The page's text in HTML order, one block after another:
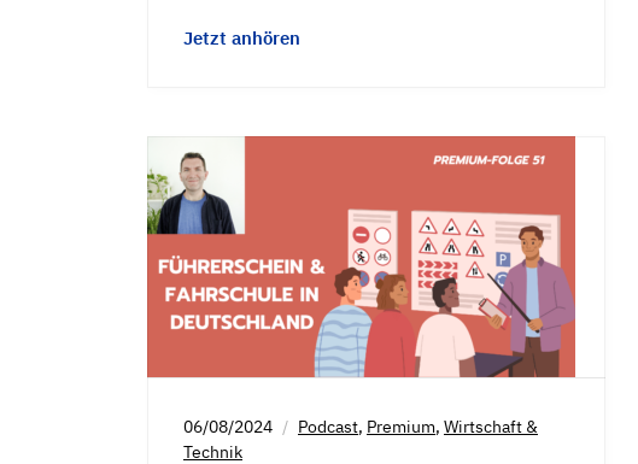
Jetzt anhören
06/08/2024 Podcast, Premium, Wirtschaft &
Technik